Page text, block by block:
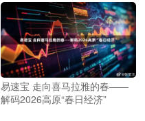
易速宝 走向喜马拉雅的春——
解码2026高原“春日经济”